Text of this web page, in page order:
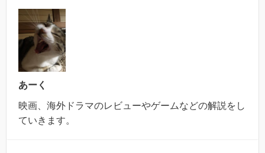
あーく
映画、海外ドラマのレビューやゲームなどの解説をし
ていきます。